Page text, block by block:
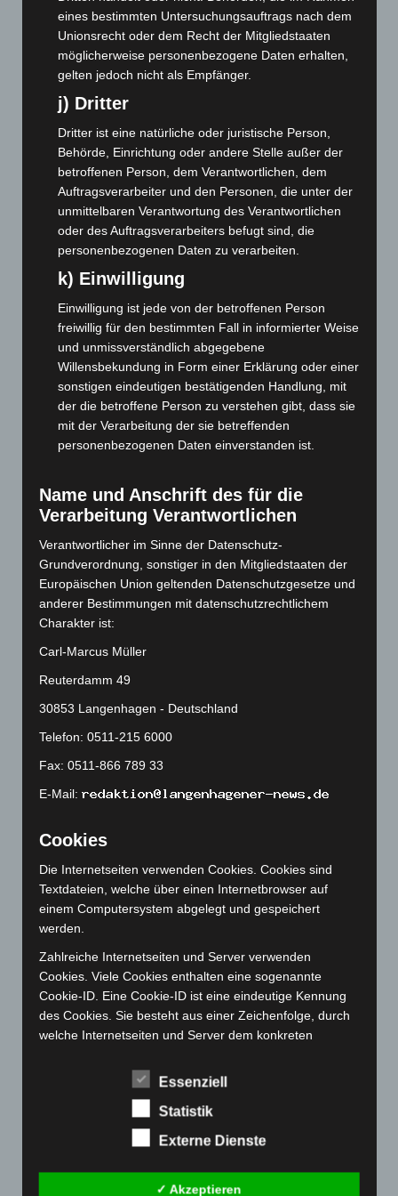
März 2025 (111)
Februar 2025(96)
Januar 2025(88)
Dezember 2024(89)
November 2024
Oktober 2024 (93)
September 2024 (112)
August 2024(107)
Juli 2024(89)
Juni 2024(107)
Mai 2024(149)
April 2024(102)
März 2024(103)
Februar 2024(103)
Januar 2024(111)
Dezember 2023
(130)
November 2023(130)
September 2023 (133)
August 2023(134)
Juli 2023(118)
Juni 2023(142)
Mai 2023(139)
April 2023(155)
März 2023(174)
Februar 2023(154)
Januar 2023(140)
Dezember 2022(130)
November 2022 (167)
Oktober 2022(166)
August 2022(166)
Juli 2022(133)
Juni 2022(167)
Mai 2022
April 2022(198)
März 2022 (221)
Februar 2022(189)
Januar 2022(190)
(215)
eines bestimmten Untersuchungsauftrags nach dem
Unionsrecht oder dem Recht der Mitgliedstaaten
möglicherweise personenbezogene Daten erhalten,
gelten jedoch nicht als Empfänger.
j) Dritter
Dritter ist eine natürliche oder juristische Person,
Behörde, Einrichtung oder andere Stelle außer der
betroffenen Person, dem Verantwortlichen, dem
Auftragsverarbeiter und den Personen, die unter der
unmittelbaren Verantwortung des Verantwortlichen
oder des Auftragsverarbeiters befugt sind, die
personenbezogenen Daten zu verarbeiten.
k) Einwilligung
Einwilligung ist jede von der betroffenen Person
freiwillig für den bestimmten Fall in informierter Weise
und unmissverständlich abgegebene
Willensbekundung in Form einer Erklärung oder einer
sonstigen eindeutigen bestätigenden Handlung, mit
der die betroffene Person zu verstehen gibt, dass sie
mit der Verarbeitung der sie betreffenden
personenbezogenen Daten einverstanden ist.
Name und Anschrift des für die
Verarbeitung Verantwortlichen
Verantwortlicher im Sinne der Datenschutz-
Grundverordnung, sonstiger in den Mitgliedstaaten der
Europäischen Union geltenden Datenschutzgesetze und
anderer Bestimmungen mit datenschutzrechtlichem
Charakter ist:
Carl-Marcus Müller
Reuterdamm 49
30853 Langenhagen - Deutschland
Telefon: 0511-215 6000
Fax: 0511-866 789 33
E-Mail:
Cookies
Die Internetseiten verwenden Cookies. Cookies sind
Textdateien, welche über einen Internetbrowser auf
einem Computersystem abgelegt und gespeichert
werden.
Zahlreiche Internetseiten und Server verwenden
Cookies. Viele Cookies enthalten eine sogenannte
Cookie-ID. Eine Cookie-ID ist eine eindeutige Kennung
des Cookies. Sie besteht aus einer Zeichenfolge, durch
welche Internetseiten und Server dem konkreten
Cookie gespeichert wurde. Dies ermöglicht es den
Browser der betroffenen Person von anderen
Internetbrowsern, die andere Cookies enthalten, zu
über die eindeutige Cookie-ID wiedererkannt und
Essenziell
Statistik
Externe Dienste
✓ Akzeptieren